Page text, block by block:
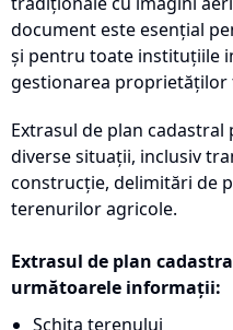
document este esențial
și pentru toate instituțiile
gestionarea proprietăților
Extrasul de plan
diverse situații, inclusiv
construcție, delimitări de
terenurilor agricole.
Extrasul de plan
următoarele informații:
Schița terenului